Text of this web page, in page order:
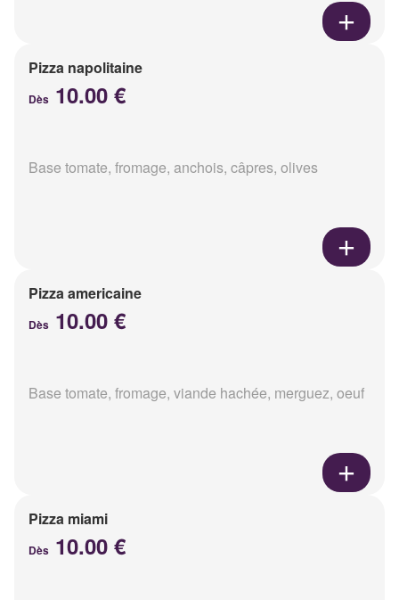
Pizza napolitaine
Dès 10.00 €
Base tomate, fromage, anchois, câpres, olives
Pizza americaine
Dès 10.00 €
Base tomate, fromage, viande hachée, merguez, oeuf
Pizza miami
Dès 10.00 €